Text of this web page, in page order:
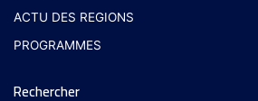
ACTU DES REGIONS
PROGRAMMES
Rechercher